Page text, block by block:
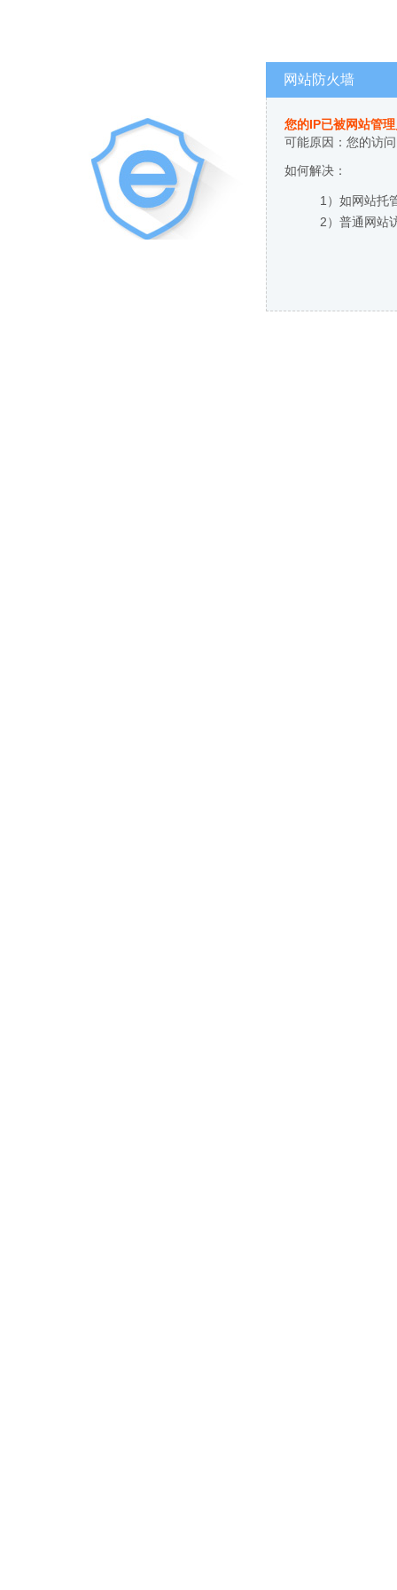
网站防火墙
您的IP已被网站管
可能原因：您的访
如何解决：
1）如网站托
2）普通网站